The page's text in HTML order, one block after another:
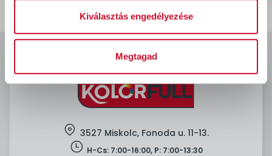
Kiválasztás engedélyezése
Megtagad
location 3527 Miskolc, Fonoda u. 11-13.
clock H-Cs: 7:00-16:00, P: 7:00-13:30